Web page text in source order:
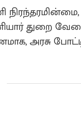
துறை
அரசு